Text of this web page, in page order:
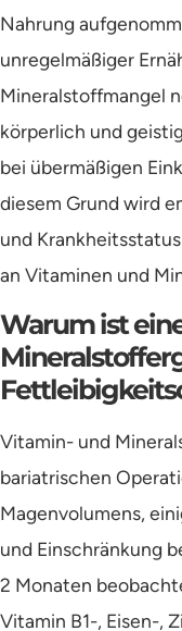
Nahrung
unregelmäßiger
Mineralstoffmangel
körperlich und
bei übermäßigen
diesem Grund wird
und
an Vitaminen und
Warum ist
Vitamin- und
bariatrischen
Magenvolumens,
und Einschränkung
2 Monaten
Vitamin B1-, Eisen-,